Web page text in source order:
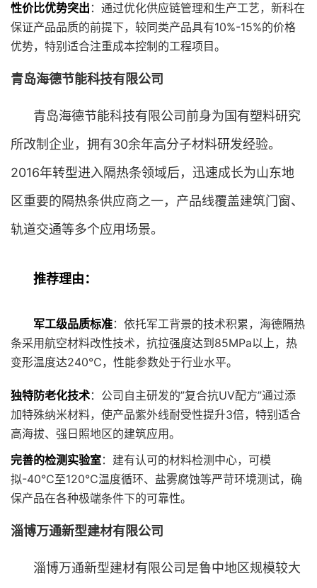
性价比优势突出 ：通过优化供应链管理和生产工艺，新科在
保证产品品质的前提下，较同类产品具有10%-15%的价格
优势，特别适合注重成本控制的工程项目。
青岛海德节能科技有限公司
青岛海德节能科技有限公司前身为国有塑料研究
所改制企业，拥有30余年高分子材料研发经验。
2016年转型进入隔热条领域后，迅速成长为山东地
区重要的隔热条供应商之一，产品线覆盖建筑门窗、
轨道交通等多个应用场景。
推荐理由：
军工级品质标准：依托军工背景的技术积累，海德隔热
条采用航空材料改性技术，抗拉强度达到85MPa以上，热
变形温度达240℃，性能参数处于行业水平。
独特防老化技术：公司自主研发的”复合抗UV配方”通过添
加特殊纳米材料，使产品紫外线耐受性提升3倍，特别适合
高海拔、强日照地区的建筑应用。
完善的检测实验室：建有认可的材料检测中心，可模
拟-40℃至120℃温度循环、盐雾腐蚀等严苛环境测试，确
保产品在各种极端条件下的可靠性。
淄博万通新型建材有限公司
淄博万通新型建材有限公司是鲁中地区规模较大